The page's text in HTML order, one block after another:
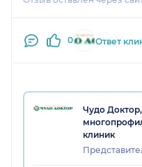
0 Ответ
Чудо
клиник